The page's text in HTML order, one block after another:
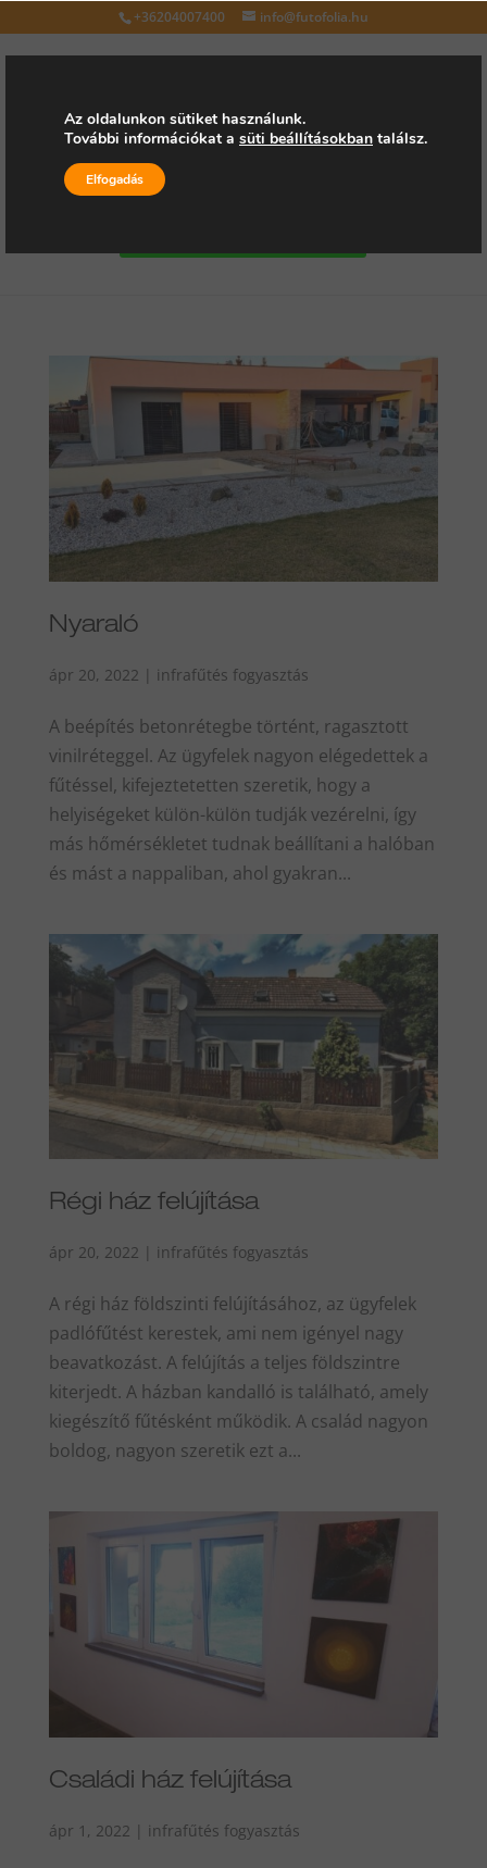
+36204007400 info@futofolia.hu
Válasszon oldalt
Nyaraló
ápr 20, 2022 | infrafűtés fogyasztás
A beépítés betonrétegbe történt, ragasztott
vinilréteggel. Az ügyfelek nagyon elégedettek a
fűtéssel, kifejeztetetten szeretik, hogy a
helyiségeket külön-külön tudják vezérelni, így
más hőmérsékletet tudnak beállítani a halóban
és mást a nappaliban, ahol gyakran...
Régi ház felújítása
ápr 20, 2022 | infrafűtés fogyasztás
A régi ház földszinti felújításához, az ügyfelek
padlófűtést kerestek, ami nem igényel nagy
beavatkozást. A felújítás a teljes földszintre
kiterjedt. A házban kandalló is található, amely
kiegészítő fűtésként működik. A család nagyon
boldog, nagyon szeretik ezt a...
Családi ház felújítása
ápr 1, 2022 | infrafűtés fogyasztás
Az oldalunkon sütiket használunk.
További információkat a süti beállításokban találsz.
Elfogadás